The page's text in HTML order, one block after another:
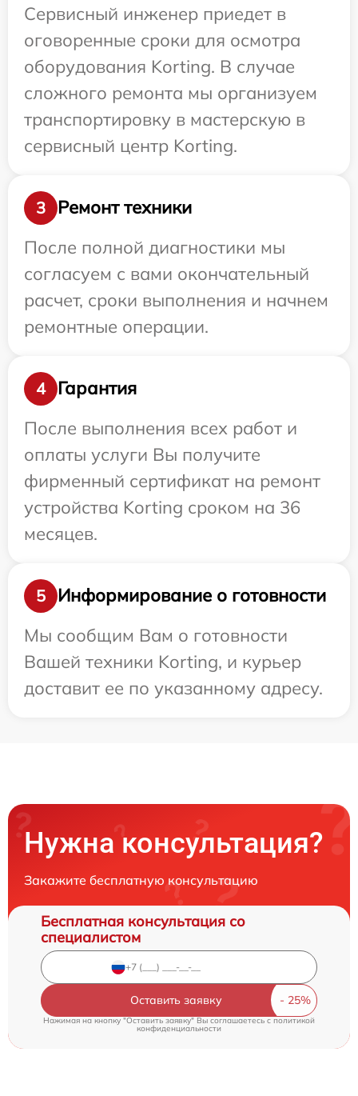
Сервисный инженер приедет в
оговоренные сроки для осмотра
оборудования Korting. В случае
сложного ремонта мы организуем
транспортировку в мастерскую в
сервисный центр Korting.
3
Ремонт техники
После полной диагностики мы
согласуем с вами окончательный
расчет, сроки выполнения и начнем
ремонтные операции.
4
Гарантия
После выполнения всех работ и
оплаты услуги Вы получите
фирменный сертификат на ремонт
устройства Korting сроком на 36
месяцев.
5
Информирование о готовности
Мы сообщим Вам о готовности
Вашей техники Korting, и курьер
доставит ее по указанному адресу.
Нужна консультация?
Закажите бесплатную консультацию
Бесплатная консультация со
специалистом
Оставить заявку
Нажимая на кнопку "Оставить заявку" Вы соглашаетесь cполитикой
конфиденциальности